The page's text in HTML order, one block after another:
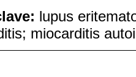
lupus
miocarditis